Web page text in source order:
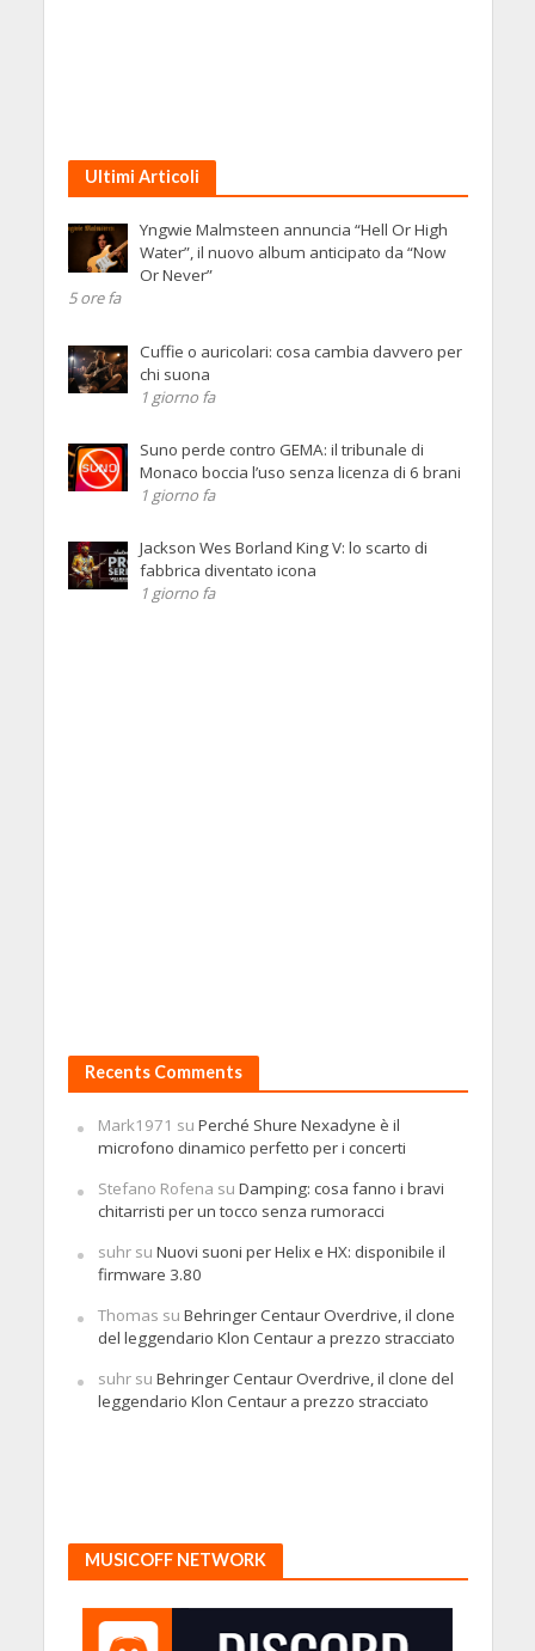
Ultimi Articoli
Yngwie Malmsteen annuncia “Hell Or High
Water”, il nuovo album anticipato da “Now
Or Never”
5 ore fa
Cuffie o auricolari: cosa cambia davvero per
chi suona
1 giorno fa
Suno perde contro GEMA: il tribunale di
Monaco boccia l’uso senza licenza di 6 brani
1 giorno fa
Jackson Wes Borland King V: lo scarto di
fabbrica diventato icona
1 giorno fa
Recents Comments
Mark1971 su Perché Shure Nexadyne è il
microfono dinamico perfetto per i concerti
Stefano Rofena su Damping: cosa fanno i bravi
chitarristi per un tocco senza rumoracci
suhrsu Nuovi suoni per Helix e HX: disponibile il
firmware 3.80
Thomas su Behringer Centaur Overdrive, il clone
del leggendario Klon Centaur a prezzo stracciato
suhrsu Behringer Centaur Overdrive, il clone del
leggendario Klon Centaur a prezzo stracciato
MUSICOFF NETWORK